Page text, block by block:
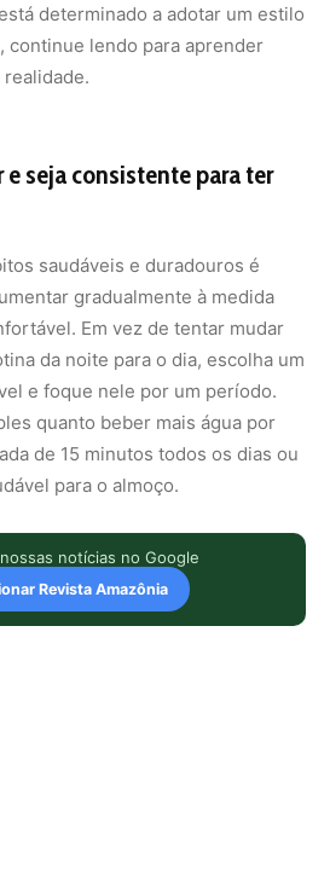
determinado a adotar um estilo
continue lendo para aprender
e seja consistente para ter
saudáveis e duradouros é
gradualmente à medida
Em vez de tentar mudar
da noite para o dia, escolha um
e foque nele por um período.
quanto beber mais água por
de 15 minutos todos os dias ou
para o almoço.
notícias no Google
Revista Amazônia